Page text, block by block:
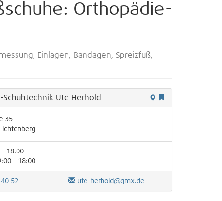
Orthopädie-
Einlagen, Bandagen, Spreizfuß,
Schuhtechnik Ute Herhold
35
Lichtenberg
- 18:00
- 18:00
52 ute-herhold@gmx.de